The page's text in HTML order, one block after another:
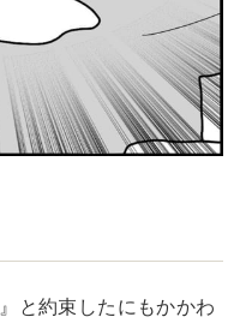
と約束したにもかかわ